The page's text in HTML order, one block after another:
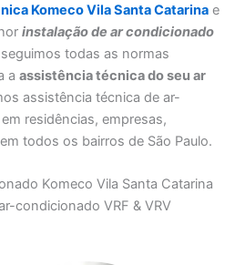
Komeco Vila Santa Catarina e
instalaçãode ar condicionado
todas as normas
aassistência técnica do seu ar
assistência técnica de ar-
em residências, empresas,
todos os bairros de São Paulo.
Komeco Vila Santa Catarina
condicionado VRF & VRV